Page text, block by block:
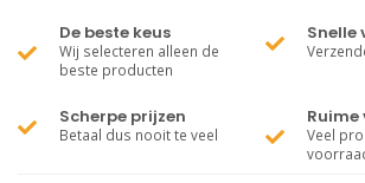
De beste keus
Wij selecteren alleen de
beste producten
Snelle
Scherpe prijzen
Betaal dus nooit te veel
Veel